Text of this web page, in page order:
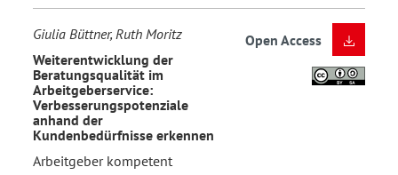
Giulia Büttner, Ruth Moritz
Weiterentwicklung der
Beratungsqualität im
Arbeitgeberservice:
Verbesserungspotenziale
anhand der
Kundenbedürfnisse erkennen
Arbeitgeber kompetent
Open Access